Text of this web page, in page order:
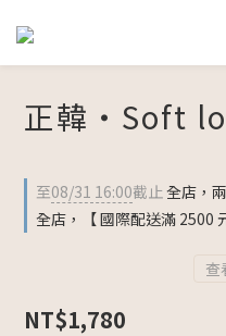
正韓・Soft
至08/31 16:00截止全店，
全店，【 國際配送滿 2500
查
NT$1,780